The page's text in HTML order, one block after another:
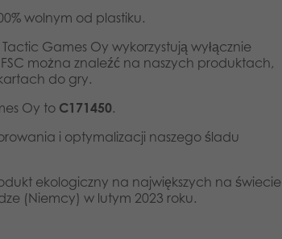
wolnym od plastiku.
Games Oy wykorzystują wyłącznie
można znaleźć na naszych produktach,
do gry.
Oy to C171450.
i optymalizacji naszego śladu
ekologiczny na największych na świecie
(Niemcy) w lutym 2023 roku.